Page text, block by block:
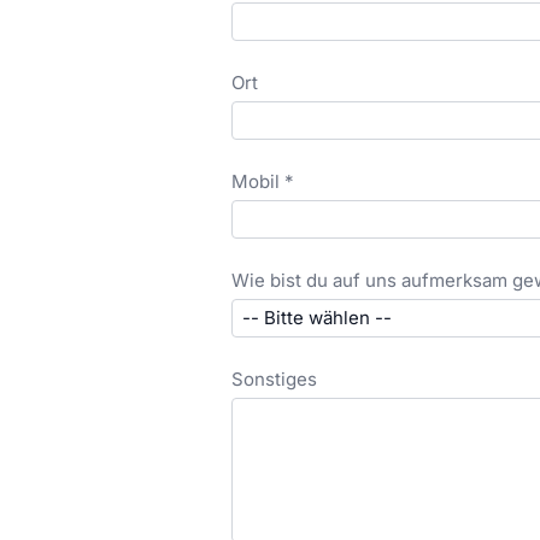
Ort
Mobil *
Wie bist du auf uns aufmerksam
Sonstiges